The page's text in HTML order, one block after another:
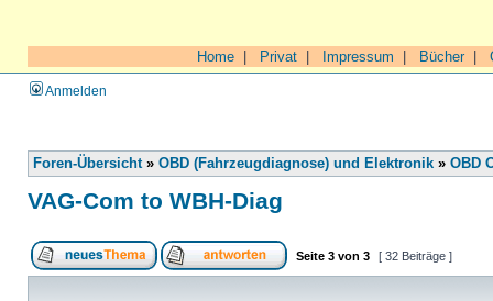
Home Privat Impressum Bücher|
Anmelden
Foren-Übersicht» OBD (Fahrzeugdiagnose) und Elektronik » OBD
VAG-Com to WBH-Diag
Seite 3 von 3 [ 32 Beiträge ]